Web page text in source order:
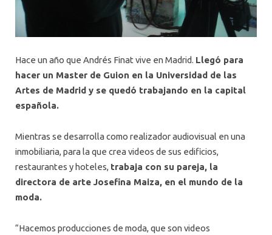
Hace un año que Andrés Finat vive en Madrid. Llegó para
hacer un Master de Guion en la Universidad de las
Artes de Madrid y se quedó trabajando en la capital
española.
Mientras se desarrolla como realizador audiovisual en una
inmobiliaria, para la que crea videos de sus edificios,
restaurantes y hoteles, trabaja con su pareja, la
directora de arte Josefina Maiza, en el mundo de la
moda.
“Hacemos producciones de moda, que son videos